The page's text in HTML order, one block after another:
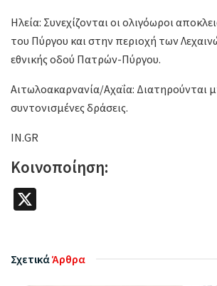
Ηλεία: Συνεχίζονται οι ολιγόωροι
του Πύργου και στην περιοχή των
εθνικής οδού Πατρών-Πύργου.
Αιτωλοακαρνανία/Αχαΐα: Διατηρούνται
συντονισμένες δράσεις.
IN.GR
Κοινοποίηση:
ΣχετικάΆρθρα